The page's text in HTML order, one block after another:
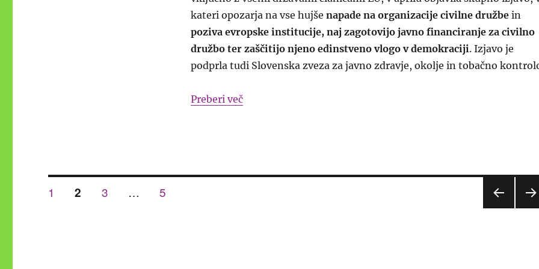
kateri opozarja na vse hujše napade na organizacije civilne družbein
poziva evropske institucije, naj zagotovijo javno financiranje za civilno
družbo ter zaščitijo njeno edinstveno vlogo v demokraciji. Izjavo je
podprla tudi Slovenska zveza za javno zdravje, okolje in tobačno
Preberi več“SZOTK je podprla poziv proti napadom na organizacije
Številčenje
STRAN
1 STRAN
2 STRAN
3 … STRAN
5